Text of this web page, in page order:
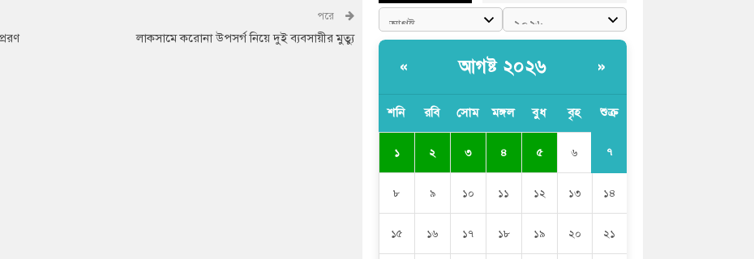
পরে
লাকসামে করোনা উপসর্গ নিয়ে দুই ব্যবসায়ীর মুত্যু
« আগষ্ট ২০২৬ »
শনি রবি সোম মঙ্গল বুধ বৃহ শুক্র
১ ২ ৩ ৪ ৫ ৬ ৭
৮ ৯ ১০ ১১ ১২ ১৩ ১৪
১৫ ১৬ ১৭ ১৮ ১৯ ২০ ২১